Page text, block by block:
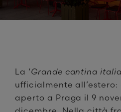
La ‘Grande cantina
ufficialmente all’estero:
aperto a Praga il 9